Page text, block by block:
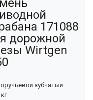
171088
дорожной
Wirtgen
зубчатый